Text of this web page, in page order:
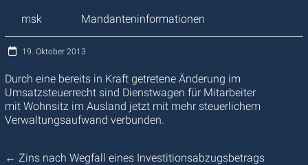
msk Mandanteninformationen
19. Oktober 2013
Durch eine bereits in Kraft getretene Änderung im
Umsatzsteuerrecht sind Dienstwagen für Mitarbeiter
mit Wohnsitz im Ausland jetzt mit mehr steuerlichem
Verwaltungsaufwand verbunden.
← Zins nach Wegfall eines Investitionsabzugsbetrags